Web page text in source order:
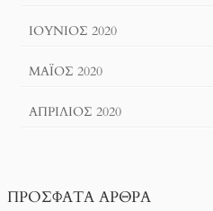
ΙΟΎΝΙΟΣ 2020
ΜΆΙΟΣ 2020
ΑΠΡΊΛΙΟΣ 2020
ΠΡΌΣΦΑΤΑ ΆΡΘΡΑ